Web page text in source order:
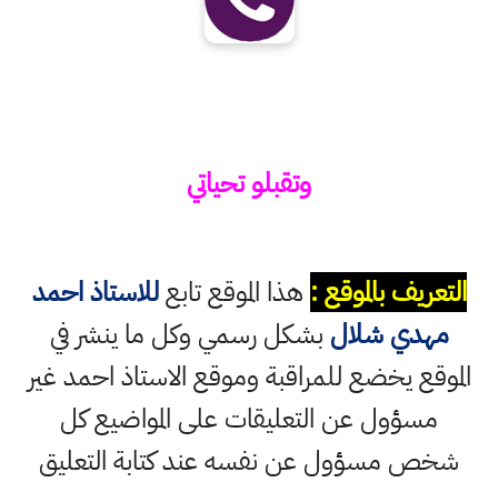
وتقبلو تحياتي
التعريف بالموقع : هذا الموقع تابعللاستاذ احمد
مهدي شلال بشكل رسمي وكل ما ينشر في
الموقع يخضع للمراقبة وموقع الاستاذ احمد غير
مسؤول عن التعليقات على المواضيع كل
شخص مسؤول عن نفسه عند كتابة التعليق